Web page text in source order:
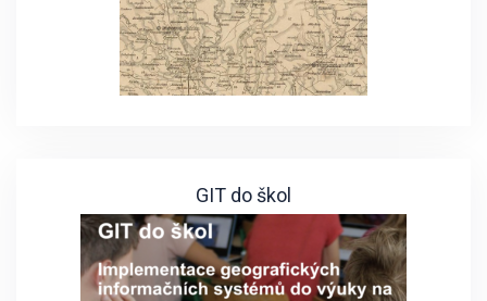
GIT do škol